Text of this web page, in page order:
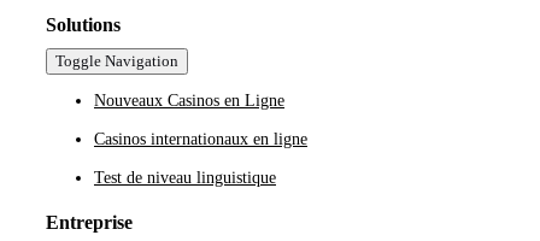
Solutions
Toggle Navigation
Nouveaux Casinos en Ligne
Casinos internationaux en ligne
Test de niveau linguistique
Entreprise